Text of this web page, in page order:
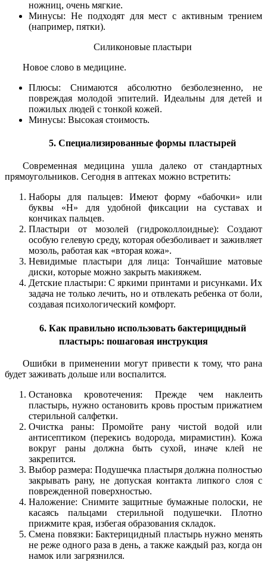
ножниц, очень мягкие.
Минусы: Не подходят для мест с активным трением
(например, пятки).
Силиконовые пластыри
Новое слово в медицине.
Плюсы: Снимаются абсолютно безболезненно, не
повреждая молодой эпителий. Идеальны для детей и
пожилых людей с тонкой кожей.
Минусы: Высокая стоимость.
5. Специализированные формы пластырей
Современная медицина ушла далеко от стандартных
прямоугольников. Сегодня в аптеках можно встретить:
Наборы для пальцев: Имеют форму «бабочки» или
буквы «Н» для удобной фиксации на суставах и
кончиках пальцев.
Пластыри от мозолей (гидроколлоидные): Создают
особую гелевую среду, которая обезболивает и заживляет
мозоль, работая как «вторая кожа».
Невидимые пластыри для лица: Тончайшие матовые
диски, которые можно закрыть макияжем.
Детские пластыри: С яркими принтами и рисунками. Их
задача не только лечить, но и отвлекать ребенка от боли,
создавая психологический комфорт.
6. Как правильно использовать бактерицидный
пластырь: пошаговая инструкция
Ошибки в применении могут привести к тому, что рана
будет заживать дольше или воспалится.
Остановка кровотечения: Прежде чем наклеить
пластырь, нужно остановить кровь простым прижатием
стерильной салфетки.
Очистка раны: Промойте рану чистой водой или
антисептиком (перекись водорода, мирамистин). Кожа
вокруг раны должна быть сухой, иначе клей не
закрепится.
Выбор размера: Подушечка пластыря должна полностью
закрывать рану, не допуская контакта липкого слоя с
поврежденной поверхностью.
Наложение: Снимите защитные бумажные полоски, не
касаясь пальцами стерильной подушечки. Плотно
прижмите края, избегая образования складок.
Смена повязки: Бактерицидный пластырь нужно менять
не реже одного раза в день, а также каждый раз, когда он
намок или загрязнился.